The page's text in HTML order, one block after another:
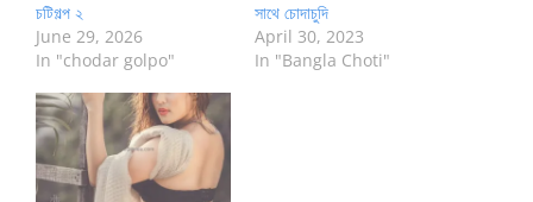
চটিগল্প ২
June 29, 2026
In "chodar golpo"
সাথে চোদাচুদি
April 30, 2023
In "Bangla Choti"